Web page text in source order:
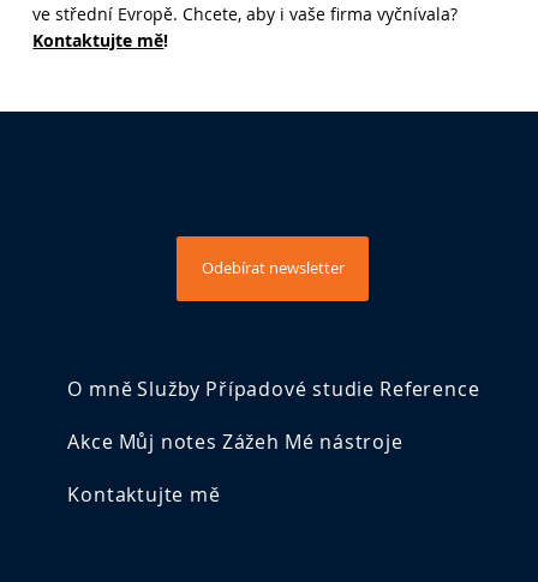
ve střední Evropě. Chcete, aby i vaše firma vyčnívala?
Kontaktujte mě!
Odebírat newsletter
O mně Služby Případové studie Reference
Akce Můj notes Zážeh Mé nástroje
Kontaktujte mě